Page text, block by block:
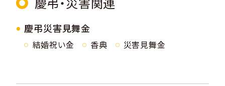
慶弔災害見舞金
結婚祝い金 香典 災害見舞金